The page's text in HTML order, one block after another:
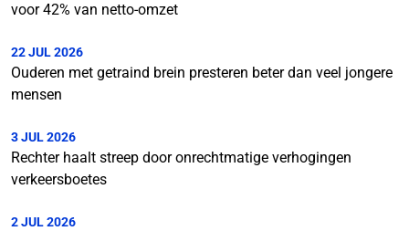
voor 42% van netto-omzet
22 JUL 2026
Ouderen met getraind brein presteren beter dan veel jongere
mensen
3 JUL 2026
Rechter haalt streep door onrechtmatige verhogingen
verkeersboetes
2 JUL 2026